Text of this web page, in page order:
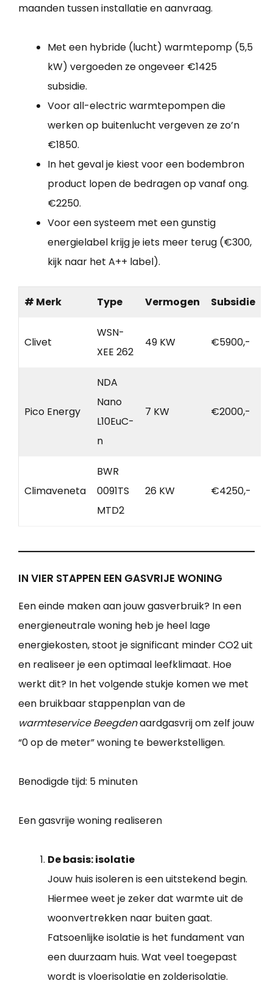
maanden tussen installatie en aanvraag.
Met een hybride (lucht) warmtepomp (5,5
kW) vergoeden ze ongeveer €1425
subsidie.
Voor all-electric warmtepompen die
werken op buitenlucht vergeven ze zo’n
€1850.
In het geval je kiest voor een bodembron
product lopen de bedragen op vanaf ong.
€2250.
Voor een systeem met een gunstig
energielabel krijg je iets meer terug (€300,
kijk naar het A++ label).
# Merk Type Vermogen Subsidie
Clivet
WSN-
XEE 262
49 KW €5900,-
Pico Energy
NDA
Nano
L10EuC-
n
7 KW €2000,-
Climaveneta
BWR
0091TS
MTD2
26 KW €4250,-
IN VIER STAPPEN EEN GASVRIJE WONING
Een einde maken aan jouw gasverbruik? In een
energieneutrale woning heb je heel lage
energiekosten, stoot je significant minder CO2 uit
en realiseer je een optimaal leefklimaat. Hoe
werkt dit? In het volgende stukje komen we met
een bruikbaar stappenplan van de
warmteservice Beegdenaardgasvrij om zelf jouw
“0 op de meter” woning te bewerkstelligen.
Benodigde tijd: 5 minuten
Een gasvrije woning realiseren
De basis: isolatie
Jouw huis isoleren is een uitstekend begin.
Hiermee weet je zeker dat warmte uit de
woonvertrekken naar buiten gaat.
Fatsoenlijke isolatie is het fundament van
een duurzaam huis. Wat veel toegepast
wordt is vloerisolatie en zolderisolatie.